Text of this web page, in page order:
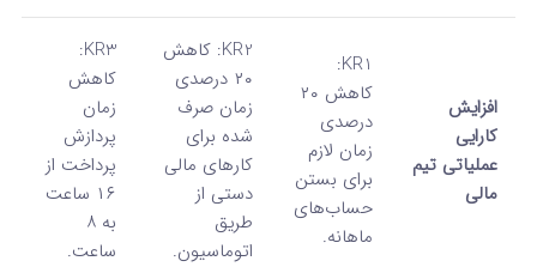
افزایش
کارایی
عملیاتی تیم
مالی
KR1:
کاهش ۲۰
درصدی
زمان لازم
برای بستن
حساب‌های
ماهانه.
KR2: کاهش
۲۰ درصدی
زمان صرف
شده برای
کارهای مالی
دستی از
طریق
اتوماسیون.
KR3:
کاهش
زمان
پردازش
پرداخت از
۱۶ ساعت
به ۸
ساعت.